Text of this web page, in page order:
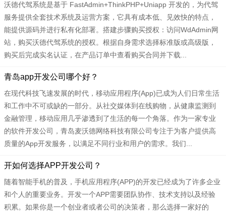
沃德代驾系统是基于 FastAdmin+ThinkPHP+Uniapp 开发的，为代驾
服务提供全套技术系统及运营方案，它具有成本低、见效快的特点，
能提供源码并进行私有化部署。搭建步骤购买授权：访问WdAdmin网
站，购买沃德代驾系统的授权。根据自身需求选择标准版或高级版，
购买后完成实名认证，在产品订单中查看购买合同并下载...
青岛app开发公司哪个好？
在现代科技飞速发展的时代，移动应用程序(App)已成为人们日常生活
和工作中不可或缺的一部分。从社交媒体到在线购物，从健康监测到
金融管理，移动应用几乎渗透到了生活的每一个角落。作为一家专业
的软件开发公司，青岛麦沃德网络科技有限公司专注于为客户提供高
质量的App开发服务，以满足不同行业和用户的需求。我们...
开如何选择APP开发公司？
随着智能手机的普及，手机应用程序(APP)的开发已经成为了许多企业
和个人的重要业务。开发一个APP需要团队协作、技术支持以及经验
积累。如果你是一个创业者或者公司的决策者，那么选择一家好的